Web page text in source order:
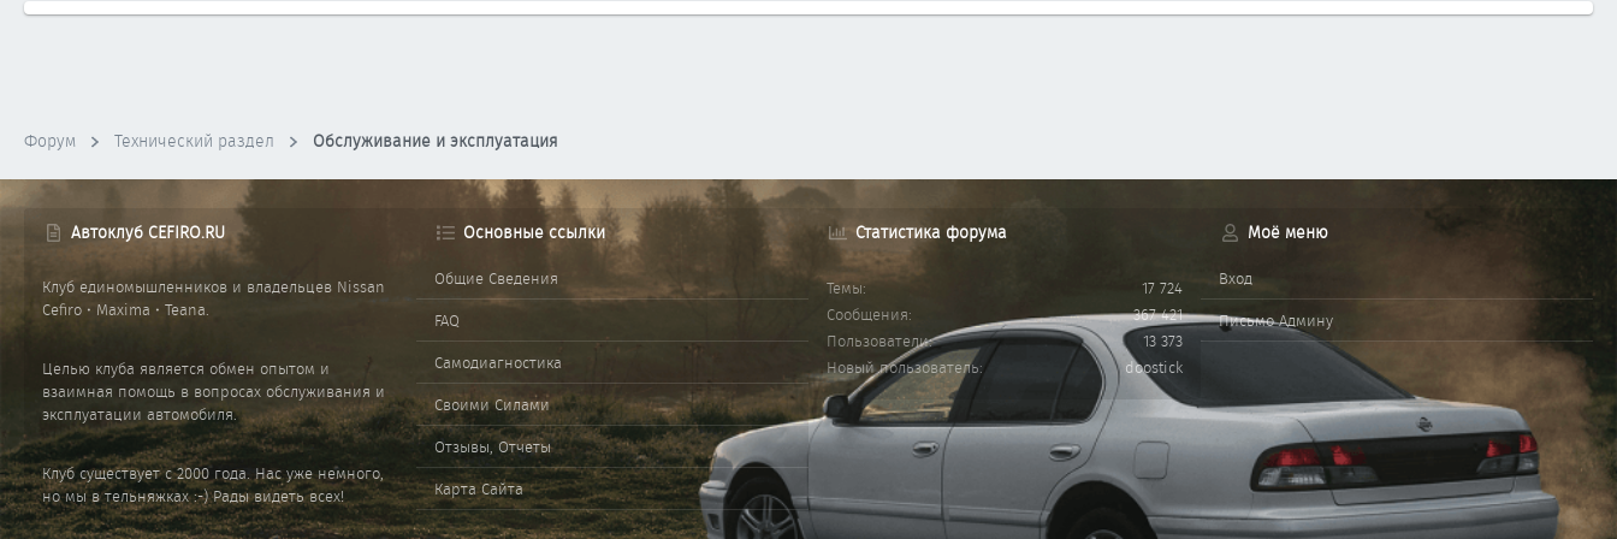
Форум Технический раздел Обслуживание и эксплуатация
Автоклуб CEFIRO.RU
Клуб единомышленников и владельцев Nissan
Cefiro • Maxima • Teana.
Целью клуба является обмен опытом и
взаимная помощь в вопросах обслуживания и
эксплуатации автомобиля.
Клуб существует с 2000 года. Нас уже немного,
но мы в тельняжках :-) Рады видеть всех!
Основные ссылки
Общие Сведения
FAQ
Самодиагностика
Своими Силами
Отзывы, Отчеты
Карта Сайта
Статистика форума
Темы
17 724
Сообщения
367 421
Пользователи
13 373
Новый пользователь
doostick
Моё меню
Вход
Письмо Админу